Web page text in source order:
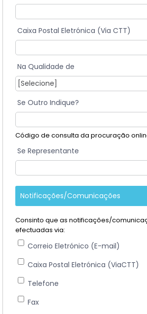
Caixa Postal Eletrónica (Via CTT)
Na Qualidade de
Se Outro Indique?
Código de consulta da procuração
Se Representante
Notificações/Comunicações
Consinto que as notificações/
efectuadas via:
Correio Eletrónico (E-mail)
Caixa Postal Eletrónica (ViaCTT)
Telefone
Fax